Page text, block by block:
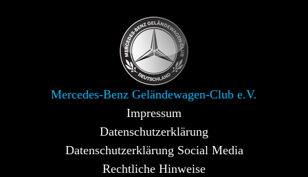
Mercedes-Benz Geländewagen-Club e.V.
Impressum
Datenschutzerklärung
Datenschutzerklärung Social Media
Rechtliche Hinweise